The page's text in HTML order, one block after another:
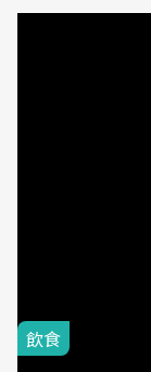
飲食